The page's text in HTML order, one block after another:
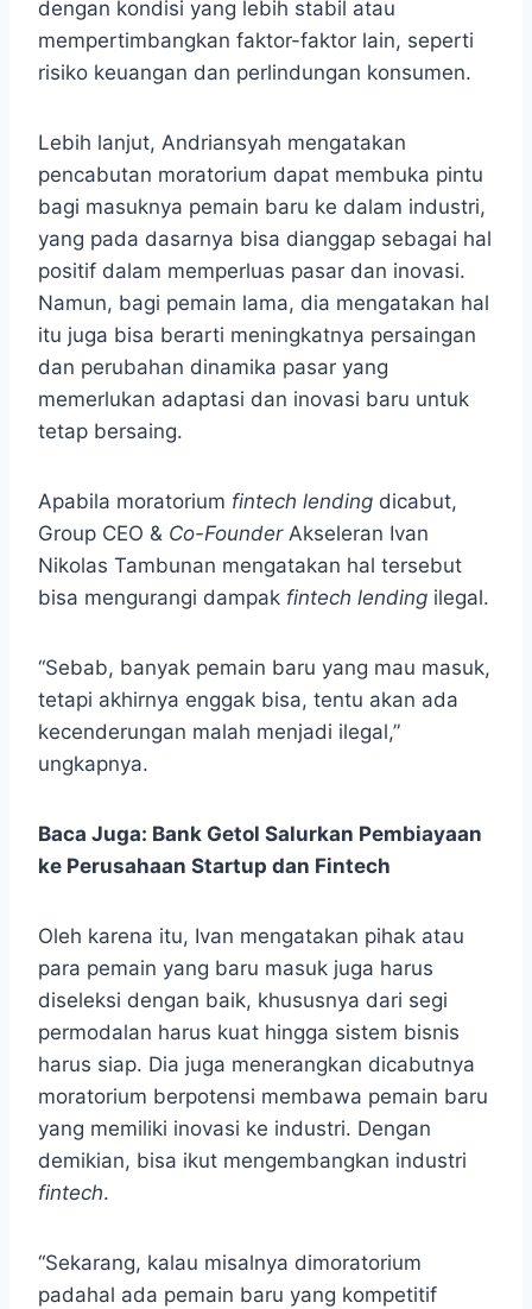
dengan kondisi yang lebih stabil atau
mempertimbangkan faktor-faktor lain, seperti
risiko keuangan dan perlindungan konsumen.
Lebih lanjut, Andriansyah mengatakan
pencabutan moratorium dapat membuka pintu
bagi masuknya pemain baru ke dalam industri,
yang pada dasarnya bisa dianggap sebagai hal
positif dalam memperluas pasar dan inovasi.
Namun, bagi pemain lama, dia mengatakan hal
itu juga bisa berarti meningkatnya persaingan
dan perubahan dinamika pasar yang
memerlukan adaptasi dan inovasi baru untuk
tetap bersaing.
Apabila moratorium fintech lending dicabut,
Group CEO & Co-Founder Akseleran Ivan
Nikolas Tambunan mengatakan hal tersebut
bisa mengurangi dampak fintech lending ilegal.
“Sebab, banyak pemain baru yang mau masuk,
tetapi akhirnya enggak bisa, tentu akan ada
kecenderungan malah menjadi ilegal,”
ungkapnya.
Baca Juga: Bank Getol Salurkan Pembiayaan
ke Perusahaan Startup dan Fintech
Oleh karena itu, Ivan mengatakan pihak atau
para pemain yang baru masuk juga harus
diseleksi dengan baik, khususnya dari segi
permodalan harus kuat hingga sistem bisnis
harus siap. Dia juga menerangkan dicabutnya
moratorium berpotensi membawa pemain baru
yang memiliki inovasi ke industri. Dengan
demikian, bisa ikut mengembangkan industri
fintech.
“Sekarang, kalau misalnya dimoratorium
padahal ada pemain baru yang kompetitif